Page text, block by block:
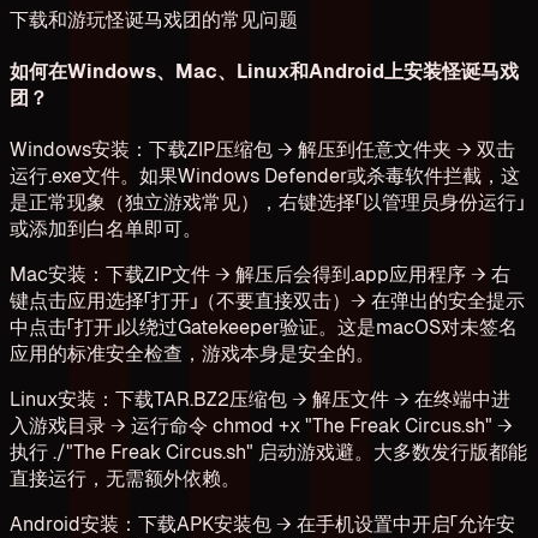
下载和游玩怪诞马戏团的常见问题
如何在Windows、Mac、Linux和Android上安装怪诞马戏
团？
Windows安装：下载ZIP压缩包 → 解压到任意文件夹 → 双击
运行.exe文件。如果Windows Defender或杀毒软件拦截，这
是正常现象（独立游戏常见），右键选择「以管理员身份运行」
或添加到白名单即可。
Mac安装：下载ZIP文件 → 解压后会得到.app应用程序 → 右
键点击应用选择「打开」（不要直接双击）→ 在弹出的安全提示
中点击「打开」以绕过Gatekeeper验证。这是macOS对未签名
应用的标准安全检查，游戏本身是安全的。
Linux安装：下载TAR.BZ2压缩包 → 解压文件 → 在终端中进
入游戏目录 → 运行命令 chmod +x "The Freak Circus.sh" →
执行 ./"The Freak Circus.sh" 启动游戏避。大多数发行版都能
直接运行，无需额外依赖。
Android安装：下载APK安装包 → 在手机设置中开启「允许安